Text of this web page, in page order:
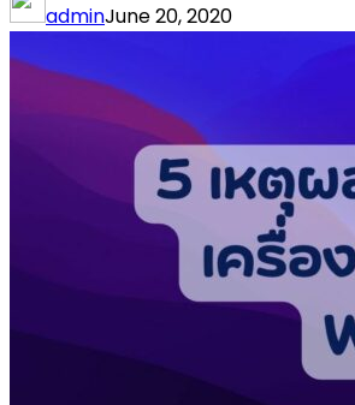
adminJune 20, 2020